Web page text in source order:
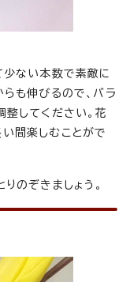
少ない本数で素敵に
も伸びるので、バラ
整してください。花
間楽しむことがで
のぞきましょう。